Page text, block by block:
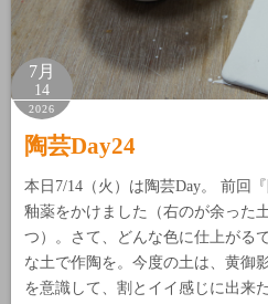
7月
14
2026
陶芸Day24
本日7/14（火）は陶芸Day。 前回
釉薬をかけました（右のが余った
つ）。さて、どんな色に仕上がる
な土で作陶を。今度の土は、黄御
を意識して、割とイイ感じに出来